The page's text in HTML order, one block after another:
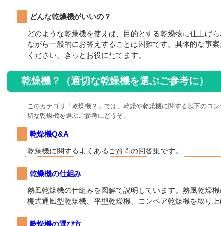
どんな乾燥機がいいの？
どのような乾燥機を使えば、目的とする乾燥物に仕上げ
ながら一般的にお答えすることは困難です。具体的な事
ください。きっとお役にたてます。
乾燥機？（適切な乾燥機を選ぶご参考に）
このカテゴリ「乾燥機？」では、乾燥や乾燥機に関する以下のコ
切な乾燥機を選ぶご参考にどうぞ。
乾燥機Q&A
乾燥機に関するよくあるご質問の回答集です。
乾燥機の仕組み
熱風乾燥機の仕組みを図解で説明しています。熱風乾燥
棚式通風型乾燥機、平型乾燥機、コンベア乾燥機を取り
乾燥機の選び方